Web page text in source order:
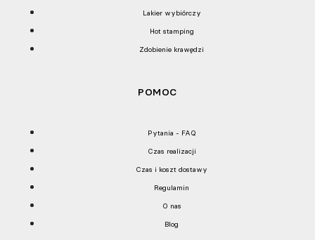
Lakier wybiórczy
Hot stamping
Zdobienie krawędzi
POMOC
Pytania - FAQ
Czas realizacji
Czas i koszt dostawy
Regulamin
O nas
Blog